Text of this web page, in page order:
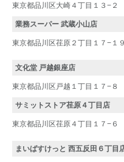
東京都品川区大崎４丁目１３−２
業務スーパー 武蔵小山店
東京都品川区荏原２丁目１７−１９
文化堂 戸越銀座店
東京都品川区戸越１丁目１７−８
サミットストア荏原４丁目店
東京都品川区荏原４丁目１７−６
まいばすけっと 西五反田６丁目